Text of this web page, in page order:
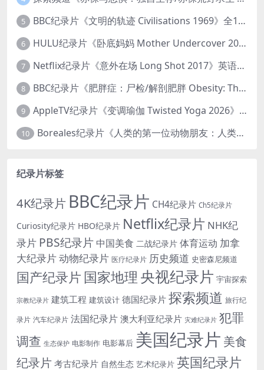
5 BBC纪录片《文明的轨迹 Civilisations 1969》全13集 英语中英双字 高清收藏版 1080P/MKV/64.1G 西方艺术史话
6 HULU纪录片《卧底妈妈 Mother Undercover 2023》全4集 英语中英双字 官方纯净版 1080P/MKV/7.6G 拯救孩子
7 Netflix纪录片《意外在场 Long Shot 2017》英语中字 720P/NKV/1.06GB 美国谋杀误判案件
8 BBC纪录片《肥胖症：尸检/解剖肥胖 Obesity: The Post Mortem 2016》英语中英双字 无水印纯净版 1080P/MKV/1.03G
9 AppleTV纪录片《变调瑜伽 Twisted Yoga 2026》全3集 英语中英双字 无水印纯净版 1080P/MKV/10G 瑜伽大师背后的真相
10 Boreales纪录片《人类的第一位动物朋友：人类和狗的神奇故事 Man’s First Friend 2018》英语中英双字 1080P/MP4/1.8G 狗的神奇故事
纪录片标签
4K纪录片 BBC纪录片 CH4纪录片 Ch5纪录片
Curiosity纪录片 HBO纪录片 Netflix纪录片 NHK纪
录片 PBS纪录片 中国美食 二战纪录片 体育运动 加拿
大纪录片动物纪录片 医疗纪录片 历史频道 史密森尼频道
国产纪录片 国家地理 央视纪录片 宇宙探索
宗教纪录片 建筑工程 建筑设计 德国纪录片 探索频道 旅行纪
录片 汽车纪录片 法国纪录片 澳大利亚纪录片 灾难纪录片 犯罪
调查 生态保护 电影制作 电影幕后 美国纪录片 美食
纪录片考古纪录片 自然生态 艺术纪录片 英国纪录片